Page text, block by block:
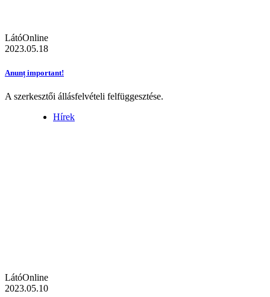
LátóOnline
2023.05.18
Anunț important!
A szerkesztői állásfelvételi felfüggesztése.
Hírek
LátóOnline
2023.05.10